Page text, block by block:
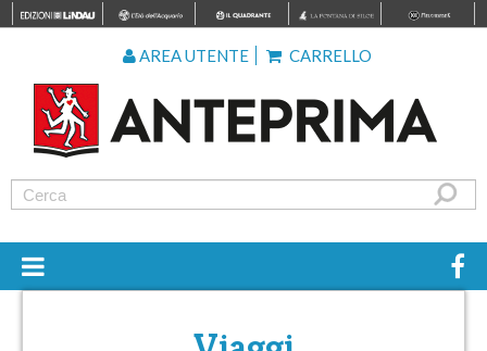
AREA UTENTE CARRELLO